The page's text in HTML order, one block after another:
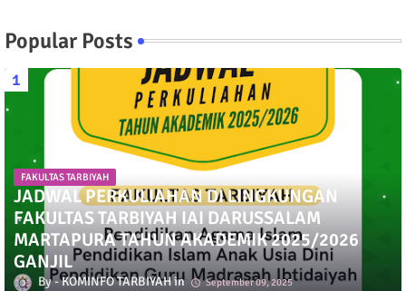
Popular Posts
FAKULTAS TARBIYAH
JADWAL PERKULIAHAN DI LINGKUNGAN
FAKULTAS TARBIYAH IAI DARUSSALAM
MARTAPURA TAHUN AKADEMIK 2025/2026
GANJIL
KOMINFO TARBIYAH September 09, 2025